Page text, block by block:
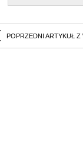
POPRZEDNI ARTYKUŁ Z